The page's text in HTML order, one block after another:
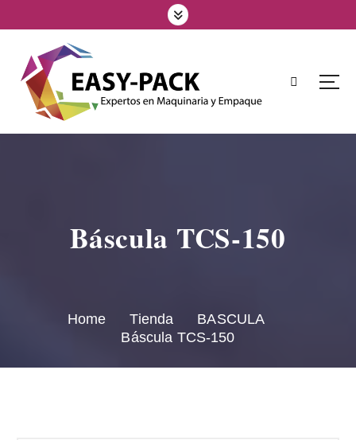
Báscula TCS-150
Home Tienda
BASCULA
Báscula TCS-150